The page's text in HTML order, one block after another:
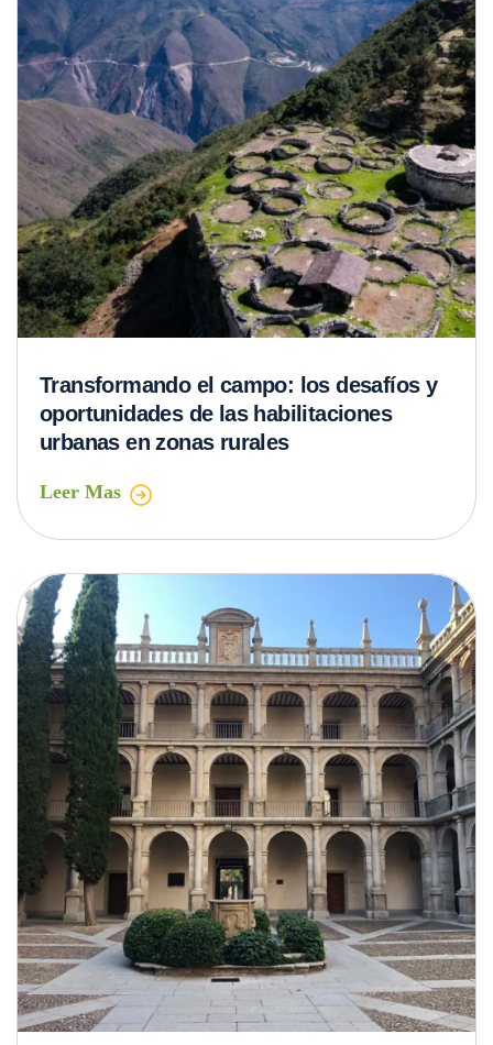
Transformando el campo: los desafíos y
oportunidades de las habilitaciones
urbanas en zonas rurales
Leer Mas